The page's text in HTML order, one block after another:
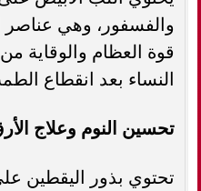
والفسفور، وهي
قوة العظام والوقاية
النساء بعد انقطاع
تحسين النوم وعلاج
تحتوي بذور اليقطين